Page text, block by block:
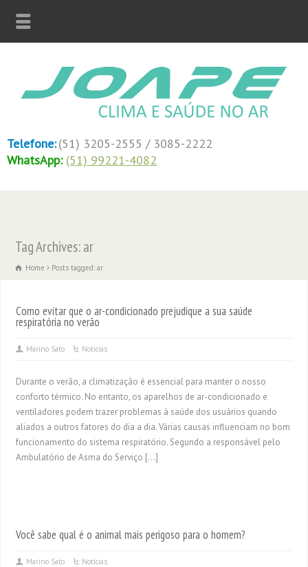
Telefone:(51) 3205-2555 / 3085-2222
WhatsApp: (51) 99221-4082
Tag Archives: ar
Home Posts tagged: ar
Como evitar que o ar-condicionado prejudique a sua saúde
respiratória no verão
Marino Sato Notícias
Durante o verão, a climatização é essencial para manter o nosso
conforto térmico. No entanto, os aparelhos de ar-condicionado e
ventiladores podem trazer problemas à saúde dos usuários quando
aliados a outros fatores do dia a dia. Várias causas influenciam no bom
funcionamento do sistema respiratório. Segundo a responsável pelo
Ambulatório de Asma do Serviço […]
Você sabe qual é o animal mais perigoso para o homem?
Marino Sato Notícias